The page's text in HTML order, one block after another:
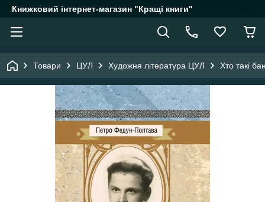
Книжковий інтернет-магазин "Кращі книги"
Товари ЦУЛ Художня література ЦУЛ Хто такі